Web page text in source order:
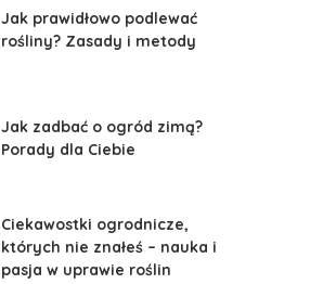
Jak prawidłowo podlewać
rośliny? Zasady i metody
Jak zadbać o ogród zimą?
Porady dla Ciebie
Ciekawostki ogrodnicze,
których nie znałeś – nauka i
pasja w uprawie roślin